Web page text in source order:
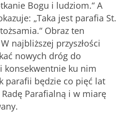
Bogu i ludziom.“ A
„Taka jest parafia St.
Obraz ten
najbliższej przyszłości
nowych dróg do
konsekwentnie ku nim
parafii będzie co pięć lat
Parafialną i w miarę